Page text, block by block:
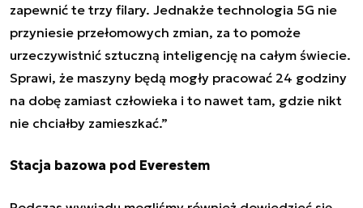
zapewnić te trzy filary. Jednakże technologia 5G nie
przyniesie przełomowych zmian, za to pomoże
urzeczywistnić sztuczną inteligencję na całym świecie.
Sprawi, że maszyny będą mogły pracować 24 godziny
na dobę zamiast człowieka i to nawet tam, gdzie nikt
nie chciałby zamieszkać.”
Stacja bazowa pod Everestem